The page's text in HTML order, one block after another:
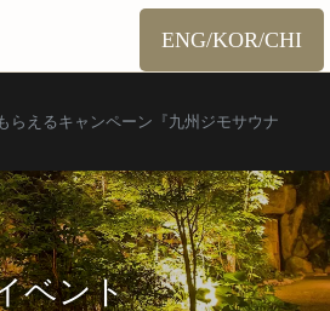
ENG/KOR/CHI
らえるキャンペーン『九州ジモサウナ
ベント